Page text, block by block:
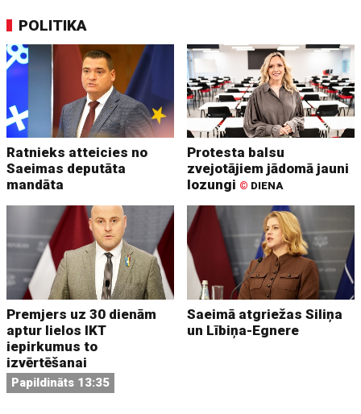
POLITIKA
Ratnieks atteicies no
Saeimas deputāta
mandāta
Protesta balsu
zvejotājiem jādomā jauni
lozungi © DIENA
Premjers uz 30 dienām
aptur lielos IKT
iepirkumus to
izvērtēšanai
Papildināts 13:35
Saeimā atgriežas Siliņa
un Lībiņa-Egnere